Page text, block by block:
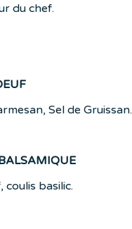
du chef.
Sel de Gruissan.
basilic.